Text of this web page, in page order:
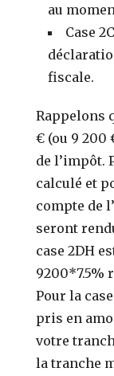
au
Case
fiscale.
Rappelons
€ (ou 9 200
de l’impôt.
calculé et
compte de
seront
case 2DH
9200*7.5%
Pour la
pris en
votre
la tranche